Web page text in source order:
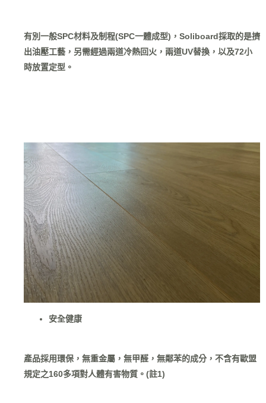
有別一般SPC材料及制程(SPC一體成型)，Soliboard採取的是擠
出油壓工藝，另需經過兩道冷熱回火，兩道UV替換，以及72小
時放置定型。
安全健康
產品採用環保，無重金屬，無甲醛，無鄰苯的成分，不含有歐盟
規定之160多項對人體有害物質。(註1)